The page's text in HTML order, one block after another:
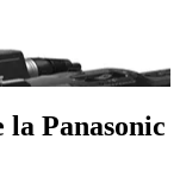
la Panasonic